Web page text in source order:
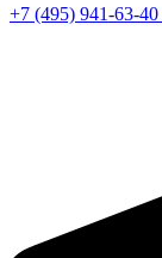
+7 (495) 941-63-40